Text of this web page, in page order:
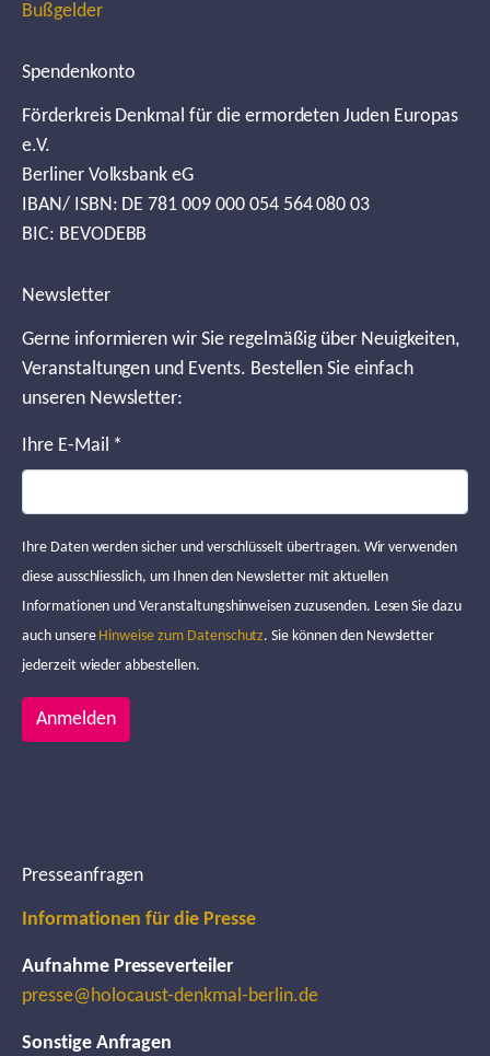
Bußgelder
Spendenkonto
Förderkreis Denkmal für die ermordeten Juden Europas
e.V.
Berliner Volksbank eG
IBAN/ ISBN: DE 781 009 000 054 564 080 03
BIC: BEVODEBB
Newsletter
Gerne informieren wir Sie regelmäßig über Neuigkeiten,
Veranstaltungen und Events. Bestellen Sie einfach
unseren Newsletter:
Ihre E-Mail *
Ihre Daten werden sicher und verschlüsselt übertragen. Wir verwenden
diese ausschliesslich, um Ihnen den Newsletter mit aktuellen
Informationen und Veranstaltungshinweisen zuzusenden. Lesen Sie dazu
auch unsere Hinweise zum Datenschutz. Sie können den Newsletter
jederzeit wieder abbestellen.
Anmelden
Presseanfragen
Informationen für die Presse
Aufnahme Presseverteiler
presse@holocaust-denkmal-berlin.de
Sonstige Anfragen